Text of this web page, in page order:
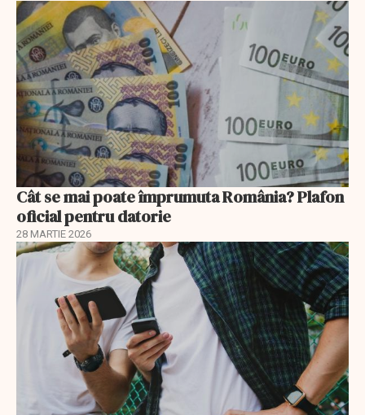
Cât se mai poate împrumuta România? Plafon
oficial pentru datorie
28 MARTIE 2026